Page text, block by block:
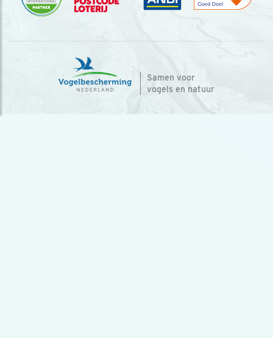
Samen voor
vogels en natuur